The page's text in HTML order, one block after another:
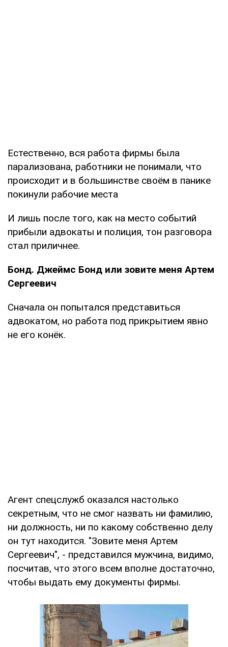
Естественно, вся работа фирмы была
парализована, работники не понимали, что
происходит и в большинстве своём в панике
покинули рабочие места
И лишь после того, как на место событий
прибыли адвокаты и полиция, тон разговора
стал приличнее.
Бонд. Джеймс Бонд или зовите меня Артем
Сергеевич
Сначала он попытался представиться
адвокатом, но работа под прикрытием явно
не его конёк.
Агент спецслужб оказался настолько
секретным, что не смог назвать ни фамилию,
ни должность, ни по какому собственно делу
он тут находится. "Зовите меня Артем
Сергеевич", - представился мужчина, видимо,
посчитав, что этого всем вполне достаточно,
чтобы выдать ему документы фирмы.